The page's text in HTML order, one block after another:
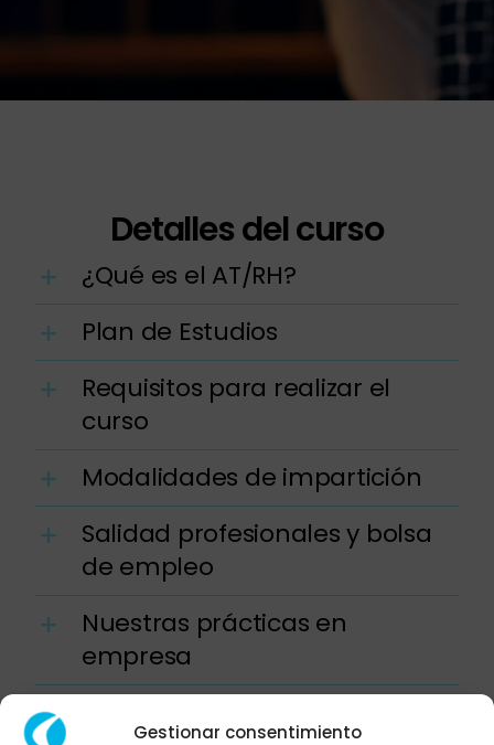
Gestionar consentimiento
Detalles del curso
¿Qué es el AT/RH?
Plan de Estudios
Requisitos para realizar el
curso
Modalidades de impartición
Salidad profesionales y bolsa
de empleo
Nuestras prácticas en
empresa